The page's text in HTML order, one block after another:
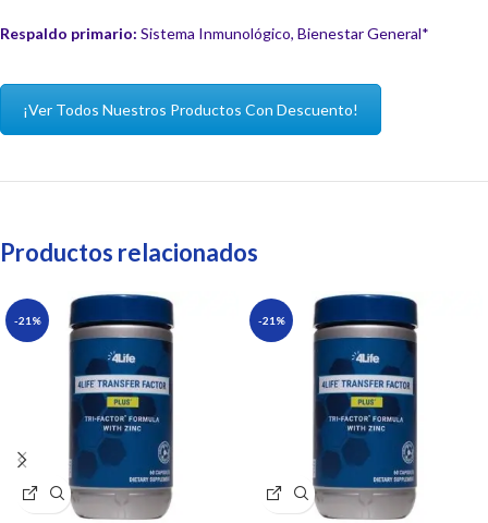
Respaldo primario: Sistema Inmunológico, Bienestar General*
¡Ver Todos Nuestros Productos Con Descuento!
Productos relacionados
-21% -21%